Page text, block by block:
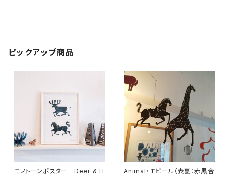
ピックアップ商品
モノトーンポスター Deer & H
Animal・モビール（表裏：赤黒合